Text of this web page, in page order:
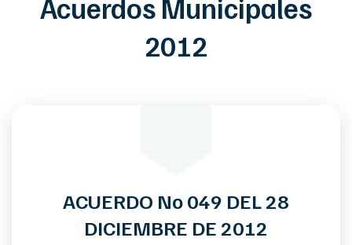
Acuerdos Municipales
2012
ACUERDO No 049 DEL 28
DICIEMBRE DE 2012